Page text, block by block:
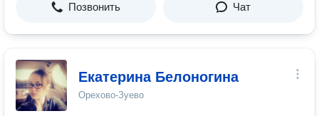
Позвонить Чат
Екатерина Белоногина
Орехово-Зуево